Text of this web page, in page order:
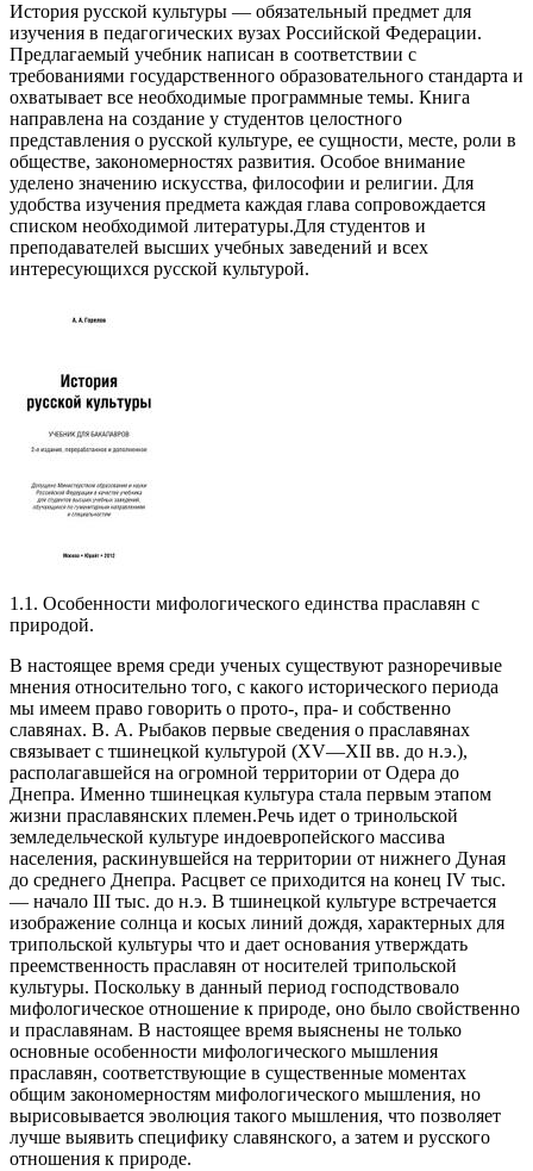
История русской культуры — обязательный предмет для
изучения в педагогических вузах Российской Федерации.
Предлагаемый учебник написан в соответствии с
требованиями государственного образовательного стандарта и
охватывает все необходимые программные темы. Книга
направлена на создание у студентов целостного
представления о русской культуре, ее сущности, месте, роли в
обществе, закономерностях развития. Особое внимание
уделено значению искусства, философии и религии. Для
удобства изучения предмета каждая глава сопровождается
списком необходимой литературы.Для студентов и
преподавателей высших учебных заведений и всех
интересующихся русской культурой.
1.1. Особенности мифологического единства праславян с
природой.
В настоящее время среди ученых существуют разноречивые
мнения относительно того, с какого исторического периода
мы имеем право говорить о прото-, пра- и собственно
славянах. В. А. Рыбаков первые сведения о праславянах
связывает с тшинецкой культурой (XV—XII вв. до н.э.),
располагавшейся на огромной территории от Одера до
Днепра. Именно тшинецкая культура стала первым этапом
жизни праславянских племен.Речь идет о тринольской
земледельческой культуре индоевропейского массива
населения, раскинувшейся на территории от нижнего Дуная
до среднего Днепра. Расцвет се приходится на конец IV тыс.
— начало III тыс. до н.э. В тшинецкой культуре встречается
изображение солнца и косых линий дождя, характерных для
трипольской культуры что и дает основания утверждать
преемственность праславян от носителей трипольской
культуры. Поскольку в данный период господствовало
мифологическое отношение к природе, оно было свойственно
и праславянам. В настоящее время выяснены не только
основные особенности мифологического мышления
праславян, соответствующие в существенные моментах
общим закономерностям мифологического мышления, но
вырисовывается эволюция такого мышления, что позволяет
лучше выявить специфику славянского, а затем и русского
отношения к природе.